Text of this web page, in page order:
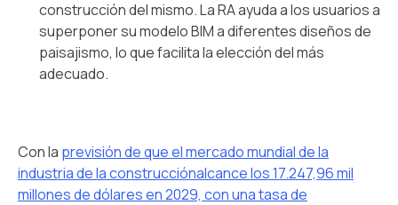
construcción del mismo. La RA ayuda a los usuarios a
superponer su modelo BIM a diferentes diseños de
paisajismo, lo que facilita la elección del más
adecuado.
Con la previsión de que el mercado mundial de la
industria de la construcciónalcance los 17.247,96 mil
millones de dólares en 2029, con una tasa de